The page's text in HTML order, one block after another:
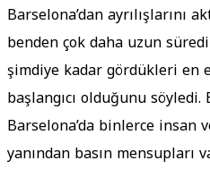
Barselona’dan ayrılışlarını
benden çok daha uzun
şimdiye kadar gördükleri
başlangıcı olduğunu
Barselona’da binlerce insan
yanından basın mensupları